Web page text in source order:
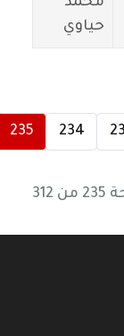
حياوي
234
235
312